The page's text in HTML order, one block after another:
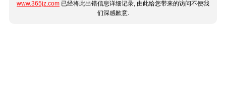
www.365jz.com 已经将此出错信息详细记录, 由此给您带来的访问不便我
们深感歉意.